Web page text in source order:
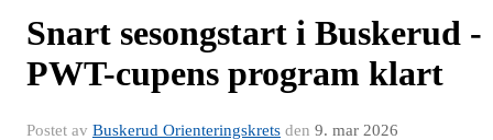
Snart sesongstart i Buskerud -
PWT-cupens program klart
Postet av Buskerud Orienteringskrets den 9. mar 2026